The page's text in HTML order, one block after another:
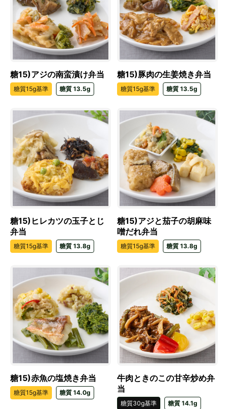
糖15)アジの南蛮漬け弁当
糖質15g基準 糖質 13.5g
糖15)豚肉の生姜焼き弁当
糖質15g基準 糖質 13.5g
糖15)ヒレカツの玉子とじ
弁当
糖質15g基準 糖質 13.8g
糖15)アジと茄子の胡麻味
噌だれ弁当
糖質15g基準 糖質 13.8g
糖15)赤魚の塩焼き弁当
糖質15g基準 糖質 14.0g
牛肉ときのこの甘辛炒め弁
当
糖質30g基準 糖質 14.1g